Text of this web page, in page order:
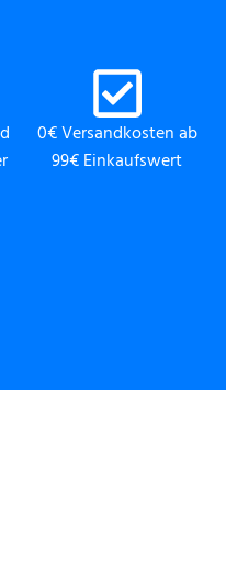
0€ Versandkosten ab
99€ Einkaufswert